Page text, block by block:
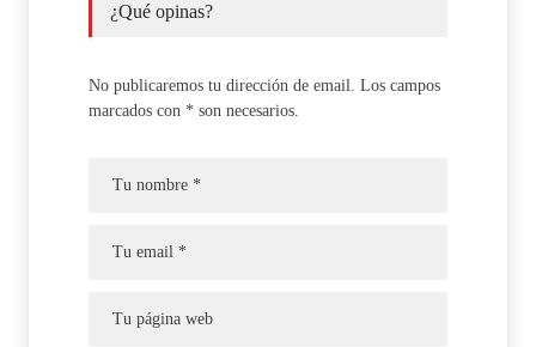
¿Qué opinas?
No publicaremos tu dirección de email. Los campos
marcados con * son necesarios.